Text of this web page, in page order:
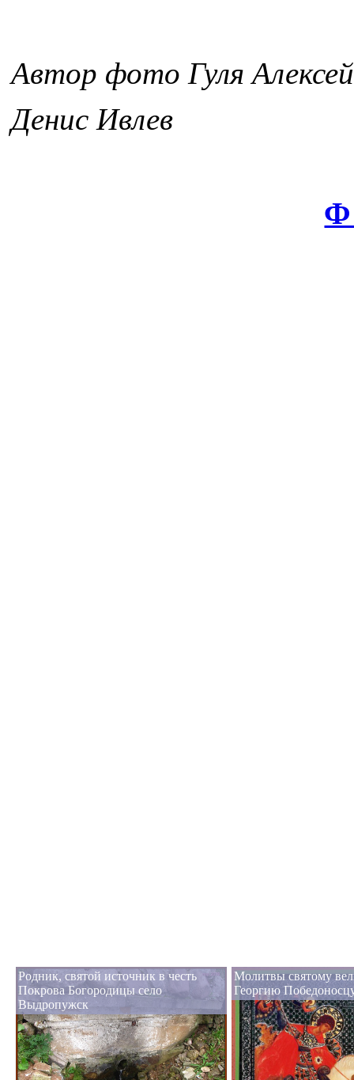
Автор фото Гуля
Денис Ивлев
Ф
Родник, святой источник в честь
Покрова Богородицы село
Выдропужск
Молитвы святому
Георгию